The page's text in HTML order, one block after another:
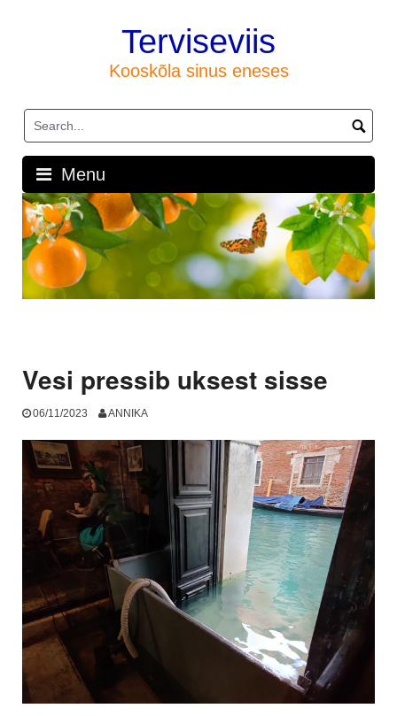
Terviseviis
Kooskõla sinus eneses
Menu
Vesi pressib uksest sisse
06/11/2023 ANNIKA